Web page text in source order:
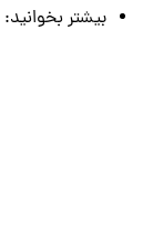
بیشتر بخوانید: